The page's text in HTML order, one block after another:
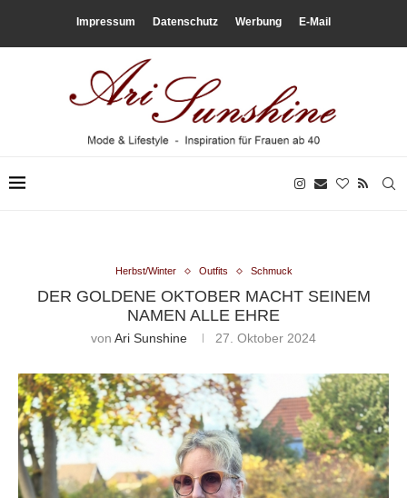
Impressum Datenschutz Werbung E-Mail
Herbst/Winter Outfits Schmuck
DER GOLDENE OKTOBER MACHT SEINEM
NAMEN ALLE EHRE
von Ari Sunshine 27. Oktober 2024